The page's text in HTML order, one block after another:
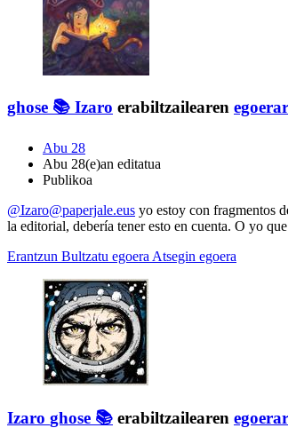
ghose 📚 Izaro erabiltzailearen
Abu 28
Abu 28(e)an editatua
Publikoa
@Izaro@paperjale.eus yo estoy con fragmentos
la editorial, debería tener esto en cuenta. O yo
Erantzun Bultzatu egoera Atsegin egoera
Izaro ghose 📚 erabiltzailearen